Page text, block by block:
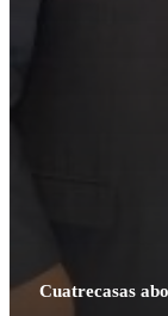
Cuatrecasas